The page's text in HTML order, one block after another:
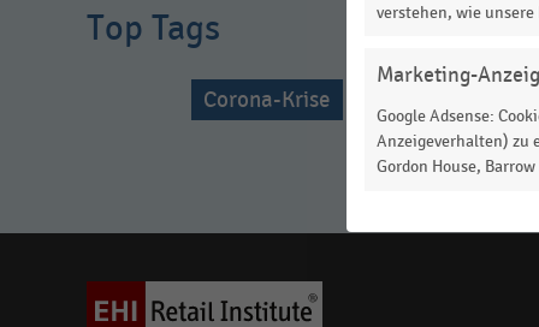
Vereinten
Nationen
überprüfen
verwenden
Sie
Top Tags
Corona-Krise
verstehen, wie
Marketing-
Google Adsense:
Anzeigeverhalten) zu
Gordon House,